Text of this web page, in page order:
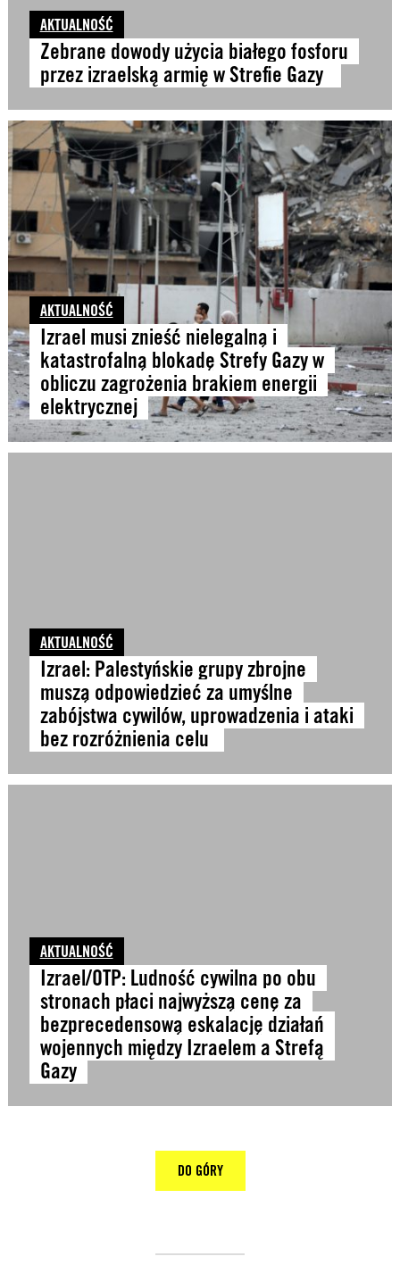
AKTUALNOŚĆ
Zebrane dowody użycia białego fosforu
przez izraelską armię w Strefie Gazy
AKTUALNOŚĆ
Izrael musi znieść nielegalną i
katastrofalną blokadę Strefy Gazy w
obliczu zagrożenia brakiem energii
elektrycznej
AKTUALNOŚĆ
Izrael: Palestyńskie grupy zbrojne
muszą odpowiedzieć za umyślne
zabójstwa cywilów, uprowadzenia i ataki
bez rozróżnienia celu
AKTUALNOŚĆ
Izrael/OTP: Ludność cywilna po obu
stronach płaci najwyższą cenę za
bezprecedensową eskalację działań
wojennych między Izraelem a Strefą
Gazy
DO GÓRY